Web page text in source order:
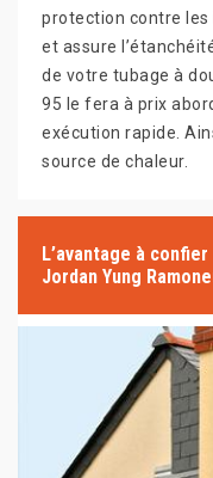
protection contre les
et assure
de votre tubage à
95 le fera à prix
exécution rapide.
source de chaleur.
L’avantage à
Jordan Yung